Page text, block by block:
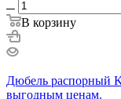
В корзину
Дюбель распорный
выгодным ценам.